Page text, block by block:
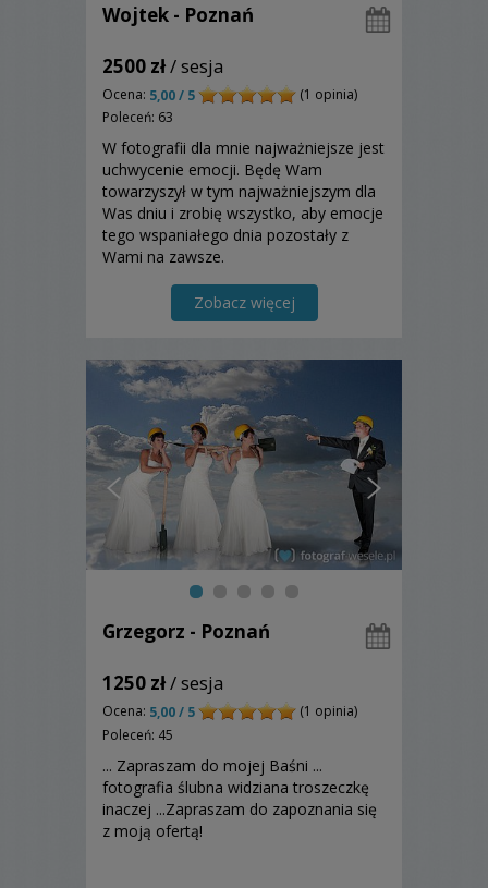
Wojtek - Poznań
2500 zł/ sesja
Ocena: 5,00 / 5
(1 opinia)
Poleceń: 63
W fotografii dla mnie najważniejsze jest
uchwycenie emocji. Będę Wam
towarzyszył w tym najważniejszym dla
Was dniu i zrobię wszystko, aby emocje
tego wspaniałego dnia pozostały z
Wami na zawsze.
Zobacz więcej
Grzegorz - Poznań
1250 zł/ sesja
Ocena: 5,00 / 5
(1 opinia)
Poleceń: 45
... Zapraszam do mojej Baśni ...
fotografia ślubna widziana troszeczkę
inaczej ...Zapraszam do zapoznania się
z moją ofertą!